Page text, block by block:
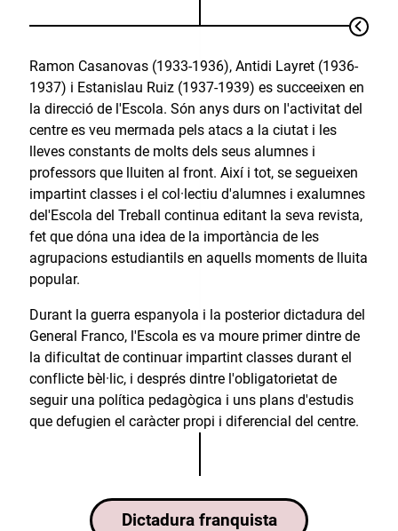
Ramon Casanovas (1933-1936), Antidi Layret (1936-
1937) i Estanislau Ruiz (1937-1939) es succeeixen en
la direcció de l'Escola. Són anys durs on l'activitat del
centre es veu mermada pels atacs a la ciutat i les
lleves constants de molts dels seus alumnes i
professors que lluiten al front. Així i tot, se segueixen
impartint classes i el col·lectiu d'alumnes i exalumnes
del'Escola del Treball continua editant la seva revista,
fet que dóna una idea de la importància de les
agrupacions estudiantils en aquells moments de lluita
popular.
Durant la guerra espanyola i la posterior dictadura del
General Franco, l'Escola es va moure primer dintre de
la dificultat de continuar impartint classes durant el
conflicte bèl·lic, i després dintre l'obligatorietat de
seguir una política pedagògica i uns plans d'estudis
que defugien el caràcter propi i diferencial del centre.
Dictadura franquista